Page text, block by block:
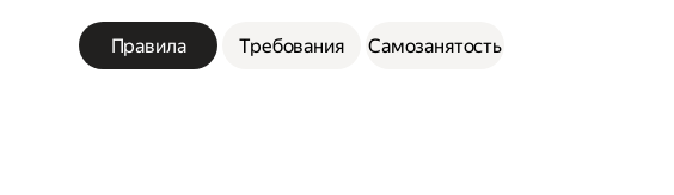
Правила Требования Самозанятость